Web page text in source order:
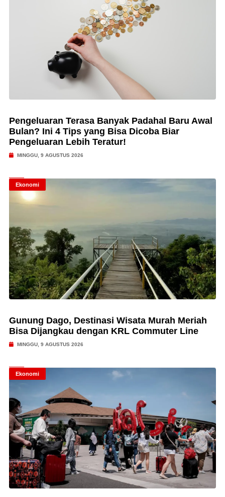
Pengeluaran Terasa Banyak Padahal Baru Awal
Bulan? Ini 4 Tips yang Bisa Dicoba Biar
Pengeluaran Lebih Teratur!
MINGGU, 9 AGUSTUS 2026
Ekonomi
Gunung Dago, Destinasi Wisata Murah Meriah
Bisa Dijangkau dengan KRL Commuter Line
MINGGU, 9 AGUSTUS 2026
Ekonomi